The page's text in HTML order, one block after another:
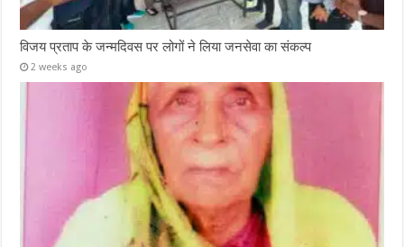
विजय प्रताप के जन्मदिवस पर लोगों ने लिया जनसेवा का संकल्प
2 weeks ago